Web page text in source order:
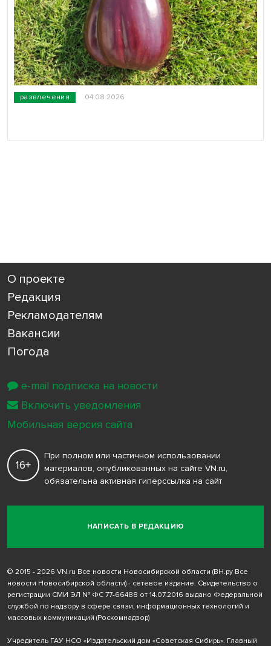
развлечения 04.08.2026
О проекте
Редакция
Рекламодателям
Вакансии
Погода
НАПИСАТЬ В РЕДАКЦИЮ
16+
При полном или частичном использовании
материалов, опубликованных на сайте VN.ru,
обязательна активная гиперссылка на сайт
© 2015 - 2026 VN.ru Все новости Новосибирской области (ВН.ру Все
новости Новосибирской области) - сетевое издание. Свидетельство о
регистрации СМИ ЭЛ № ФС 77-66488 от 14.07.2016 выдано Федеральной
службой по надзору в сфере связи, информационных технологий и
массовых коммуникаций (Роскомнадзор)
Учредитель ГАУ НСО «Издательский дом «Советская Сибирь». Главный
e-mail подписка на новости
Включить уведомления
Мобильная версия сайта